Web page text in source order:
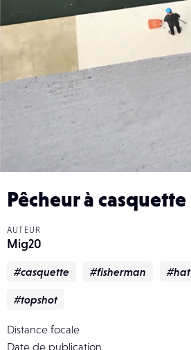
Pêcheur à casquette
AUTEUR
Mig20
#casquette #fisherman #hat
#topshot
Distance focale
Date de publication